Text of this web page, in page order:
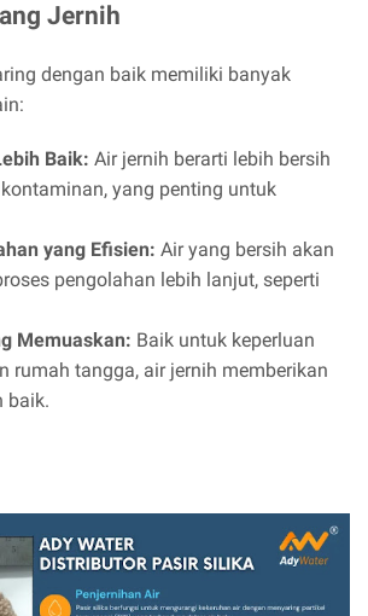
Jernih
dengan baik memiliki banyak
Baik: Air jernih berarti lebih bersih
yang penting untuk
yang Efisien: Air yang bersih akan
pengolahan lebih lanjut, seperti
Memuaskan: Baik untuk keperluan
rumah tangga, air jernih memberikan
baik.